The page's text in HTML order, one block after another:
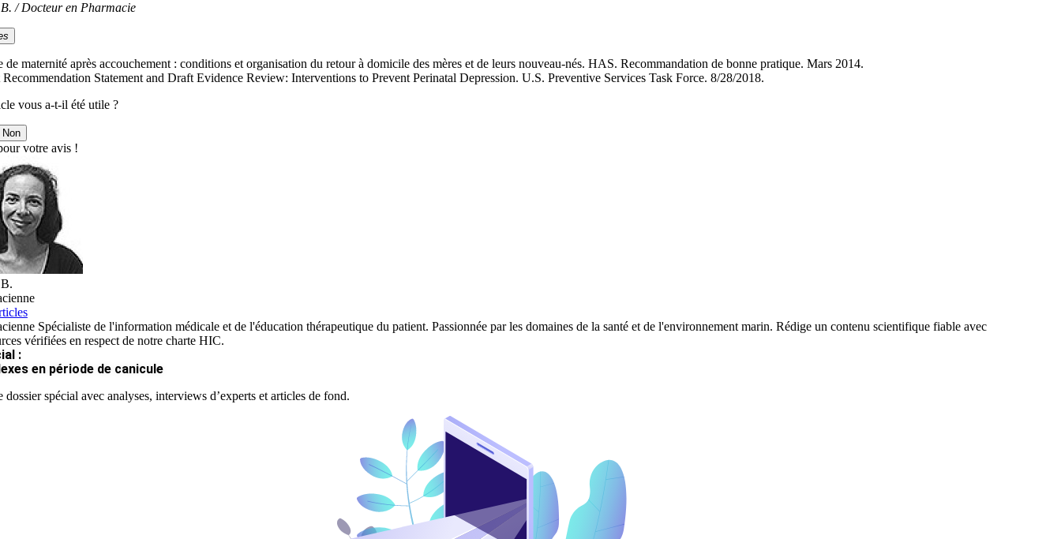
/ Docteur en Pharmacie
de maternité après accouchement : conditions et organisation du retour à domicile des mères et de leurs nouveau-nés. HAS. Recommandation de bonne pratique. Mars 2014.
Statement and Draft Evidence Review: Interventions to Prevent Perinatal Depression. U.S. Preventive Services Task Force. 8/28/2018.
vous a-t-il été utile ?
Non
votre avis !
Spécialiste de l'information médicale et de l'éducation thérapeutique du patient. Passionnée par les domaines de la santé et de l'environnement marin. Rédige un contenu scientifique fiable avec
vérifiées en respect de notre charte HIC.
:
en période de canicule
dossier spécial avec analyses, interviews d’experts et articles de fond.